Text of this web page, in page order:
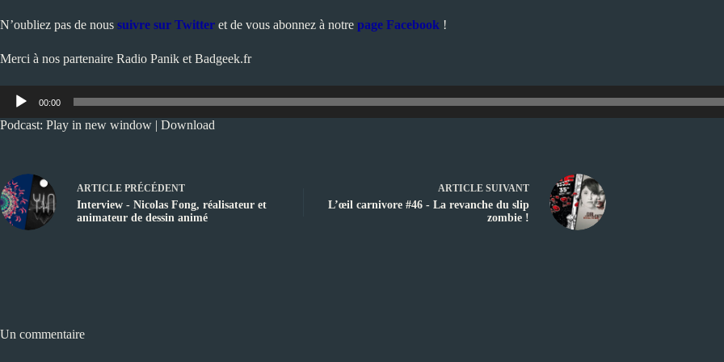
N’oubliez pas de nous suivre sur Twitter et de vous abonnez à notre page Facebook !
Merci à nos partenaire Radio Panik et Badgeek.fr
Lecteur
audio
00:00
Podcast: Play in new window | Download
ARTICLE PRÉCÉDENT
Interview - Nicolas Fong, réalisateur et
animateur de dessin animé
ARTICLE SUIVANT
L’œil carnivore #46 - La revanche du slip
zombie !
Un commentaire